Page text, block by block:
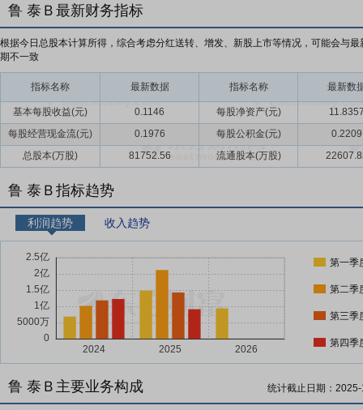
鲁 泰Ｂ最新财务指标
根据今日总股本计算所得，综合考虑分红送转、增发、新股上市等情况，可能会与最
期不一致
指标名称 最新数据 指标名称 最新数
基本每股收益(元) 0.1146 每股净资产(元)
每股经营现金流(元)
0.1976 每股公积金(元)
0.2209
总股本(万股)
81752.56 流通股本(万股)
鲁 泰Ｂ指标趋势
利润趋势 收入趋势
第一季
第二季
第三季
第四季
鲁 泰Ｂ主要业务构成 统计截止日期：